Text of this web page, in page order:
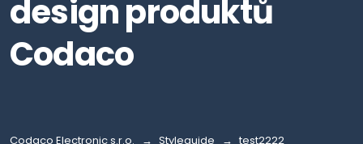
design produktů
Codaco
Codaco Electronic s.r.o. Styleguide
test2222